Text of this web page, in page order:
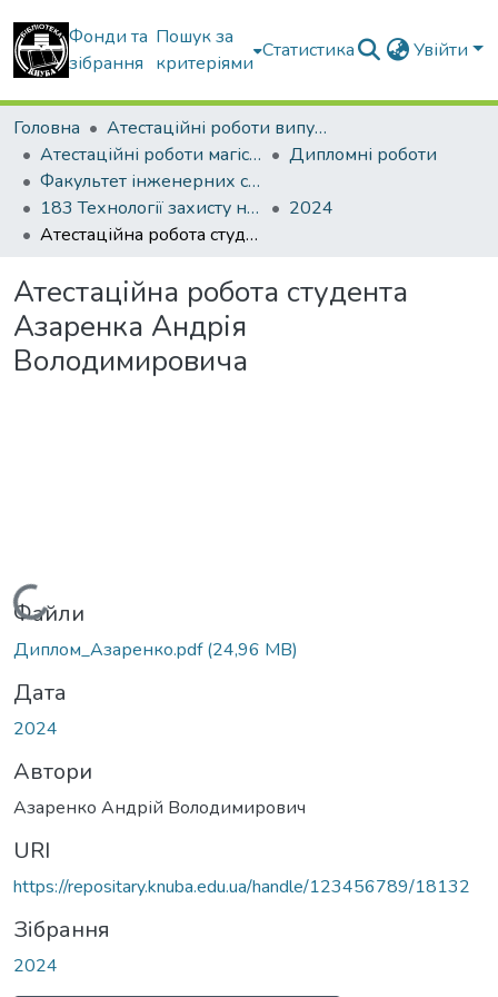
Фонди та
зібрання
Пошук за
критеріями
Статистика Увійти
Головна
Атестаційні роботи випускників
Атестаційні роботи магістрів
Дипломні роботи
Факультет інженерних систем та екології
183 Технології захисту навколишнього середовища
2024
Атестаційна робота студента Азаренка Андрія Володимировича
Атестаційна робота студента
Азаренка Андрія
Володимировича
Вантажиться...
Файли
Диплом_Азаренко.pdf(24,96 MB)
Дата
2024
Автори
Азаренко Андрій Володимирович
URI
https://repositary.knuba.edu.ua/handle/123456789/18132
Зібрання
2024